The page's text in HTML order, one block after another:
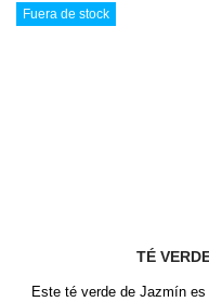
Fuera de stock
TÉ
Este té verde de Jazmín